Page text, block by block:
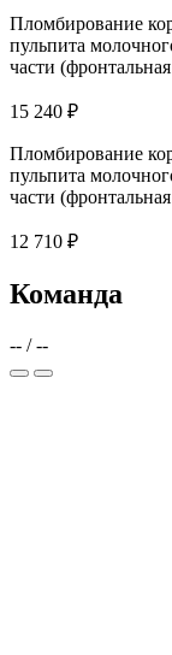
Пломбирование
пульпита
части
15 240 ₽
Пломбирование
пульпита
части
12 710 ₽
Команда
-- / --